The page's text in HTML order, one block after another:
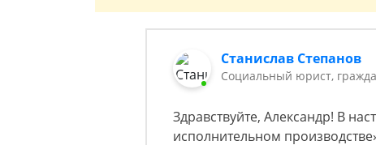
Станислав Степанов
Социальный юрист,
Здравствуйте, Александр! В
исполнительном